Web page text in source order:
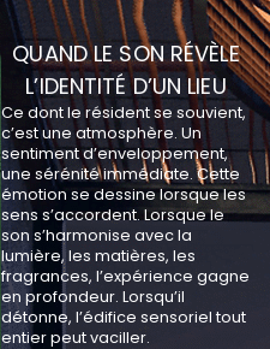
QUAND LE SON RÉVÈLE
L’IDENTITÉ D’UN LIEU
Ce dont le résident se souvient,
c’est une atmosphère. Un
sentiment d’enveloppement,
une sérénité immédiate. Cette
émotion se dessine lorsque les
sens s’accordent. Lorsque le
son s’harmonise avec la
lumière, les matières, les
fragrances, l’expérience gagne
en profondeur. Lorsqu’il
détonne, l’édifice sensoriel tout
entier peut vaciller.